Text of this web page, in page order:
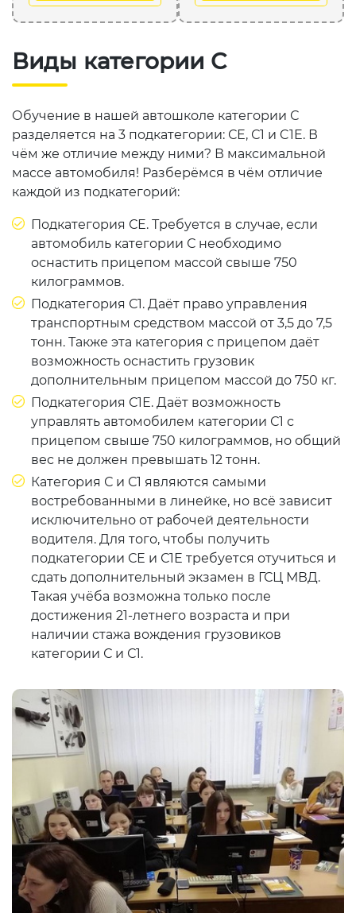
Виды категории С
Обучение в нашей автошколе категории С
разделяется на 3 подкатегории: СЕ, С1 и C1E. В
чём же отличие между ними? В максимальной
массе автомобиля! Разберёмся в чём отличие
каждой из подкатегорий:
Подкатегория СЕ. Требуется в случае, если
автомобиль категории С необходимо
оснастить прицепом массой свыше 750
килограммов.
Подкатегория С1. Даёт право управления
транспортным средством массой от 3,5 до 7,5
тонн. Также эта категория с прицепом даёт
возможность оснастить грузовик
дополнительным прицепом массой до 750 кг.
Подкатегория С1Е. Даёт возможность
управлять автомобилем категории С1 с
прицепом свыше 750 килограммов, но общий
вес не должен превышать 12 тонн.
Категория С и С1 являются самыми
востребованными в линейке, но всё зависит
исключительно от рабочей деятельности
водителя. Для того, чтобы получить
подкатегории СЕ и С1Е требуется отучиться и
сдать дополнительный экзамен в ГСЦ МВД.
Такая учёба возможна только после
достижения 21-летнего возраста и при
наличии стажа вождения грузовиков
категории С и С1.